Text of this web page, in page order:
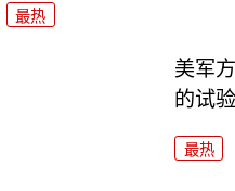
最热
美军
的试
最热